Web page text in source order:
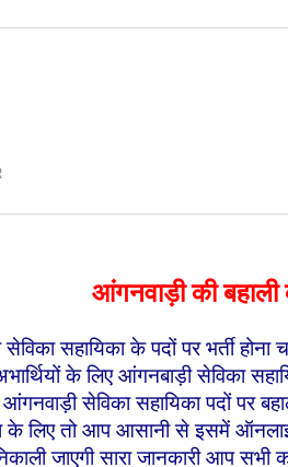
आंगनवाड़ी की
सहायिका के पदों पर भर्ती
के लिए आंगनबाड़ी सेविका
सेविका सहायिका पदों पर
के लिए तो आप आसानी से इसमें
जाएगी सारा जानकारी आप सभी